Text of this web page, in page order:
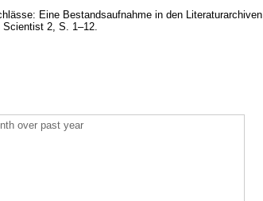
Eine Bestandsaufnahme in den Literaturarchiven
2, S. 1–12.
over past year